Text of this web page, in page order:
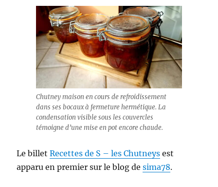
Chutney maison en cours de refroidissement
dans ses bocaux à fermeture hermétique. La
condensation visible sous les couvercles
témoigne d’une mise en pot encore chaude.
Le billetRecettes de S – les Chutneys est
apparu en premier sur le blog desima78.